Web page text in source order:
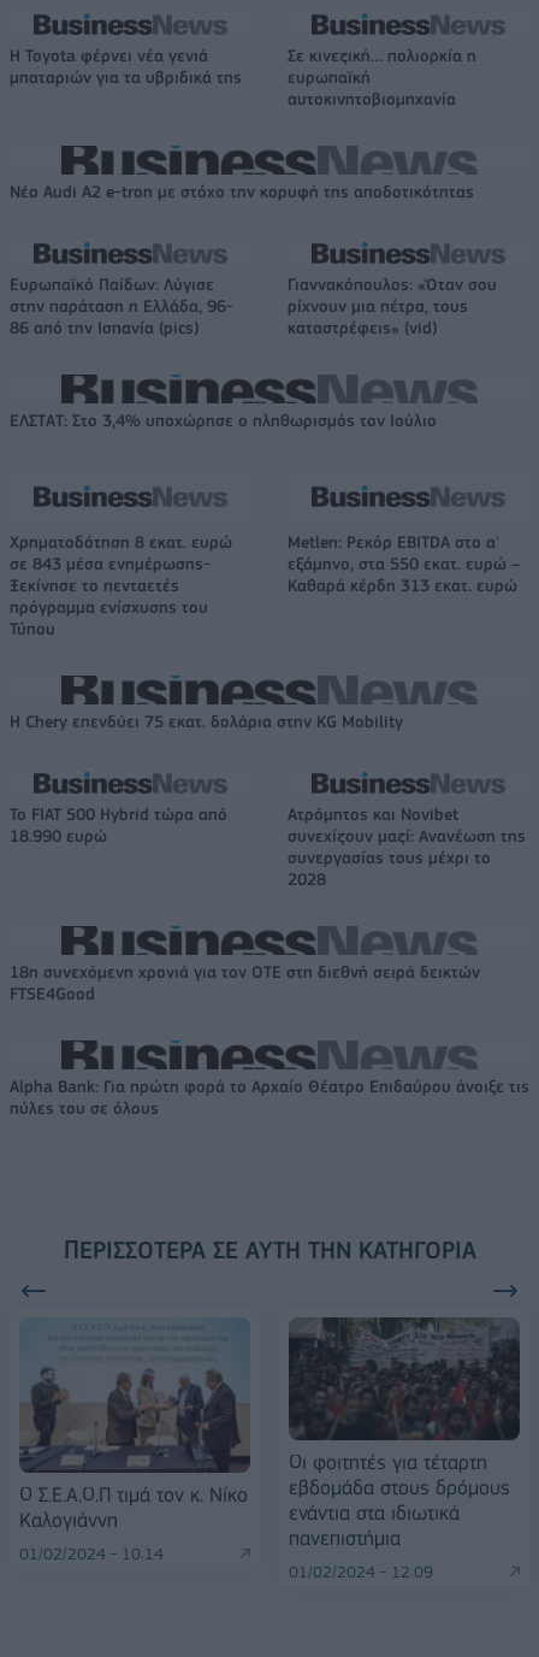
Η Toyota φέρνει νέα γενιά
μπαταριών για τα υβριδικά της
Σε κινεζική… πολιορκία η
ευρωπαϊκή
αυτοκινητοβιομηχανία
Νέο Audi A2 e-tron με στόχο την κορυφή της αποδοτικότητας
Ευρωπαϊκό Παίδων: Λύγισε
στην παράταση η Ελλάδα, 96-
86 από την Ισπανία (pics)
Γιαννακόπουλος: «Όταν σου
ρίχνουν μια πέτρα, τους
καταστρέφεις» (vid)
ΕΛΣΤΑΤ: Στο 3,4% υποχώρησε ο πληθωρισμός τον Ιούλιο
Χρηματοδότηση 8 εκατ. ευρώ
σε 843 μέσα ενημέρωσης-
Ξεκίνησε το πενταετές
πρόγραμμα ενίσχυσης του
Τύπου
Metlen: Ρεκόρ EBITDA στο α'
εξάμηνο, στα 550 εκατ. ευρώ –
Καθαρά κέρδη 313 εκατ. ευρώ
Η Chery επενδύει 75 εκατ. δολάρια στην KG Mobility
Το FIAT 500 Hybrid τώρα από
18.990 ευρώ
Ατρόμητος και Novibet
συνεχίζουν μαζί: Ανανέωση της
συνεργασίας τους μέχρι το
2028
18η συνεχόμενη χρονιά για τον ΟΤΕ στη διεθνή σειρά δεικτών
FTSE4Good
Alpha Bank: Για πρώτη φορά το Αρχαίο Θέατρο Επιδαύρου άνοιξε τις
πύλες του σε όλους
ΠΕΡΙΣΣΌΤΕΡΑ ΣΕ ΑΥΤΉ ΤΗΝ ΚΑΤΗΓΟΡΊΑ
Ο Σ.Ε.Α.Ο.Π τιμά τον κ. Νίκο
Καλογιάννη
01/02/2024 - 10:14
Οι φοιτητές για τέταρτη
εβδομάδα στους δρόμους
ενάντια στα ιδιωτικά
πανεπιστήμια
01/02/2024 - 12:09